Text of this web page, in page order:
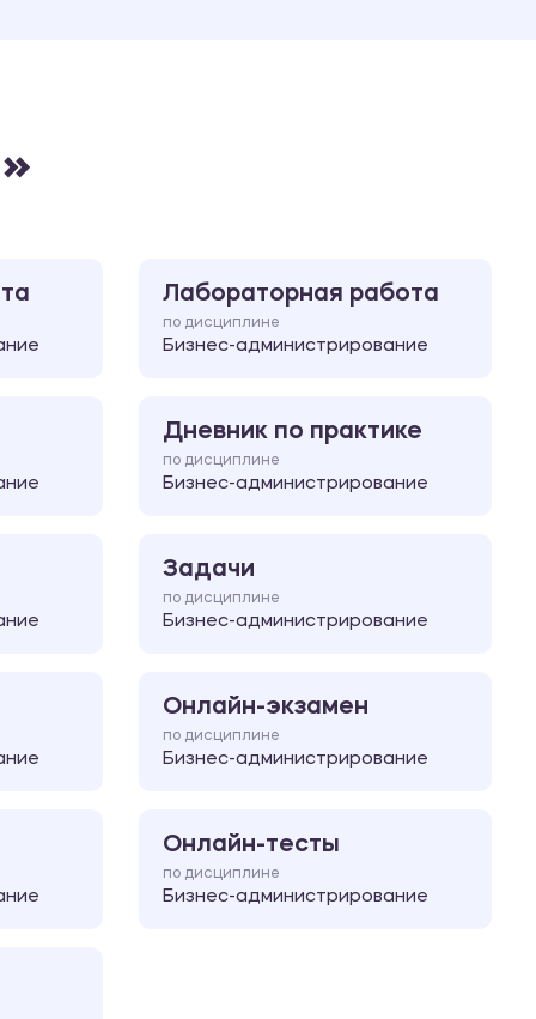
Лабораторная работа
по дисциплине
Бизнес-администрирование
Дневник по практике
по дисциплине
Бизнес-администрирование
Задачи
по дисциплине
Бизнес-администрирование
Онлайн-экзамен
по дисциплине
Бизнес-администрирование
Онлайн-тесты
по дисциплине
Бизнес-администрирование